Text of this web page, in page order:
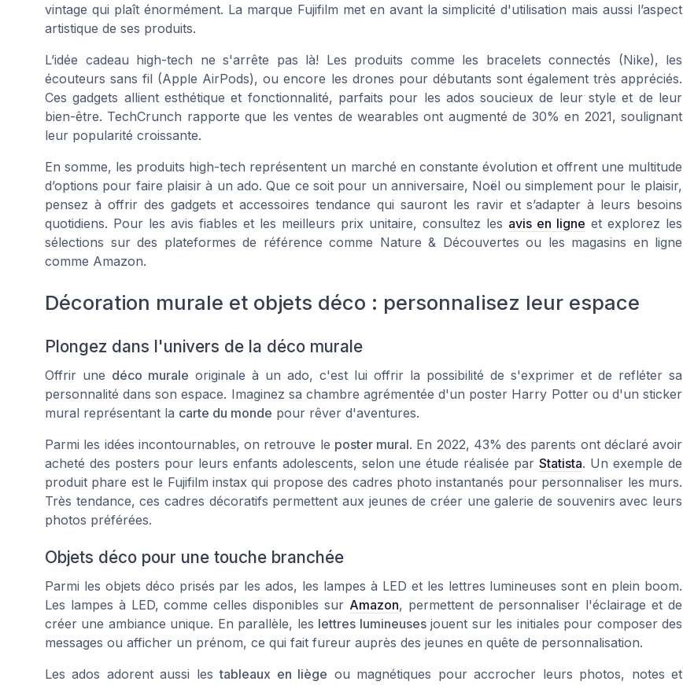
vintage qui plaît énormément. La marque Fujifilm met en avant la simplicité d'utilisation mais aussi l’aspect
artistique de ses produits.
L’idée cadeau high-tech ne s'arrête pas là! Les produits comme les bracelets connectés (Nike), les
écouteurs sans fil (Apple AirPods), ou encore les drones pour débutants sont également très appréciés.
Ces gadgets allient esthétique et fonctionnalité, parfaits pour les ados soucieux de leur style et de leur
bien-être. TechCrunch rapporte que les ventes de wearables ont augmenté de 30% en 2021, soulignant
leur popularité croissante.
En somme, les produits high-tech représentent un marché en constante évolution et offrent une multitude
d’options pour faire plaisir à un ado. Que ce soit pour un anniversaire, Noël ou simplement pour le plaisir,
pensez à offrir des gadgets et accessoires tendance qui sauront les ravir et s’adapter à leurs besoins
quotidiens. Pour les avis fiables et les meilleurs prix unitaire, consultez les avis en ligne et explorez les
sélections sur des plateformes de référence comme Nature & Découvertes ou les magasins en ligne
comme Amazon.
Décoration murale et objets déco : personnalisez leur espace
Plongez dans l'univers de la déco murale
Offrir une déco murale originale à un ado, c'est lui offrir la possibilité de s'exprimer et de refléter sa
personnalité dans son espace. Imaginez sa chambre agrémentée d'un poster Harry Potterou d'un sticker
mural représentant la carte du monde pour rêver d'aventures.
Parmi les idées incontournables, on retrouve le poster mural. En 2022, 43% des parents ont déclaré avoir
acheté des posters pour leurs enfants adolescents, selon une étude réalisée parStatista. Un exemple de
produit phare est le Fujifilm instax qui propose des cadres photo instantanés pour personnaliser les murs.
Très tendance, ces cadres décoratifs permettent aux jeunes de créer une galerie de souvenirs avec leurs
photos préférées.
Objets déco pour une touche branchée
Parmi les objets déco prisés par les ados, les lampes à LED et les lettres lumineuses sont en plein boom.
Les lampes à LED, comme celles disponibles sur Amazon, permettent de personnaliser l'éclairage et de
créer une ambiance unique. En parallèle, les lettres lumineusesjouent sur les initiales pour composer des
messages ou afficher un prénom, ce qui fait fureur auprès des jeunes en quête de personnalisation.
Les ados adorent aussi lestableaux en liège ou magnétiques pour accrocher leurs photos, notes et